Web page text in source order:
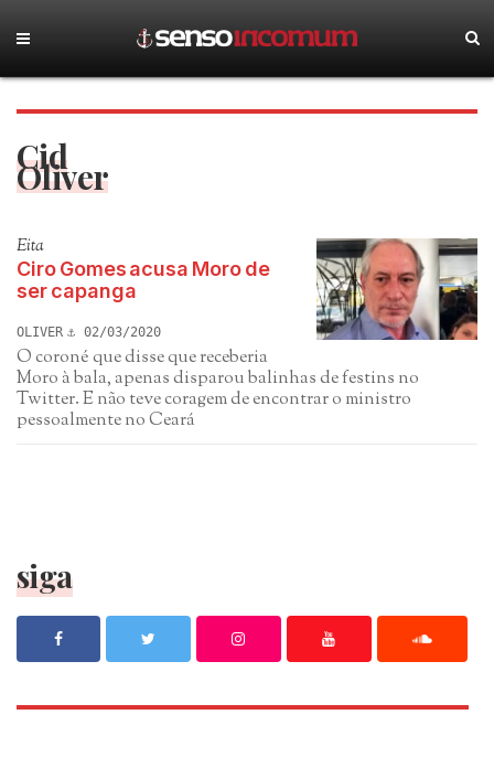
Cid
Oliver
Eita
Ciro Gomes acusa Moro de
ser capanga
OLIVER 02/03/2020
O coroné que disse que receberia
Moro à bala, apenas disparou balinhas de festins no
Twitter. E não teve coragem de encontrar o ministro
pessoalmente no Ceará
siga